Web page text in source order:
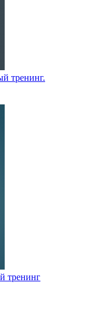
тренинг.
тренинг